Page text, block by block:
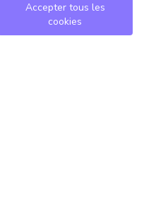
Accepter tous les
cookies